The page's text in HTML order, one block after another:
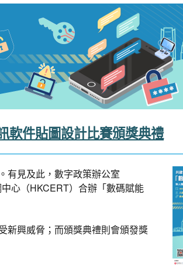
軟件貼圖設計比賽頒獎典禮
有見及此，數字政策辦公室
心（HKCERT）合辦「數碼賦能
新興威脅；而頒獎典禮則會頒發獎